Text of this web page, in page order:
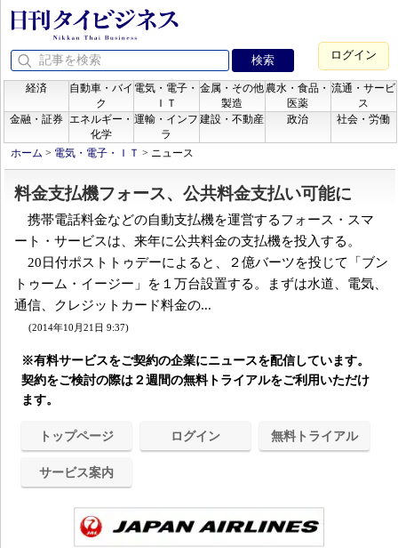
ログイン
経済
自動車・バイ
ク
電気・電子・
ＩＴ
金属・その他
製造
農水・食品・
医薬
流通・サービ
ス
金融・証券
エネルギー・
化学
運輸・インフ
ラ
建設・不動産 政治 社会・労働
ホーム > 電気・電子・ＩＴ > ニュース
料金支払機フォース、公共料金支払い可能に
携帯電話料金などの自動支払機を運営するフォース・スマ
ート・サービスは、来年に公共料金の支払機を投入する。
20日付ポストトゥデーによると、２億バーツを投じて「ブン
トゥーム・イージー」を１万台設置する。まずは水道、電気、
通信、クレジットカード料金の...
(2014年10月21日 9:37)
※有料サービスをご契約の企業にニュースを配信しています。
契約をご検討の際は２週間の無料トライアルをご利用いただけ
ます。
トップページ ログイン 無料トライアル
サービス案内